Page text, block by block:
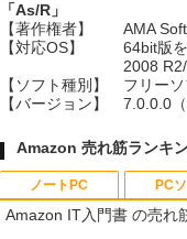
「As/R」
【著作権者】
AMA Soft
【対応OS】
64bit版
2008
【ソフト種別】
フリーソ
【バージョン】
7.0.0.0（
Amazon 売れ筋ランキ
ノートPC PC
Amazon IT入門書 の売れ